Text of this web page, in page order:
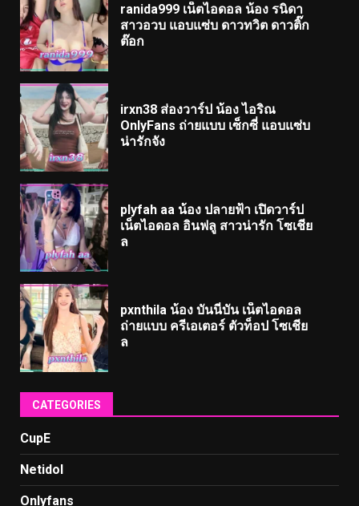
ranida999 เน็ตไอดอล น้อง รนิดา
สาวอวบ แอบแซ่บ ดาวทวิต ดาวติ๊ก
ต๊อก
irxn38 ส่องวาร์ป น้อง ไอริณ
OnlyFans ถ่ายแบบ เซ็กซี่ แอบแซ่บ
น่ารักจัง
plyfah aa น้อง ปลายฟ้า เปิดวาร์ป
เน็ตไอดอล อินฟลู สาวน่ารัก โซเชีย
ล
pxnthila น้อง บันนี่บัน เน็ตไอดอล
ถ่ายแบบ ครีเอเตอร์ ตัวท็อป โซเชีย
ล
CATEGORIES
CupE
Netidol
Onlyfans